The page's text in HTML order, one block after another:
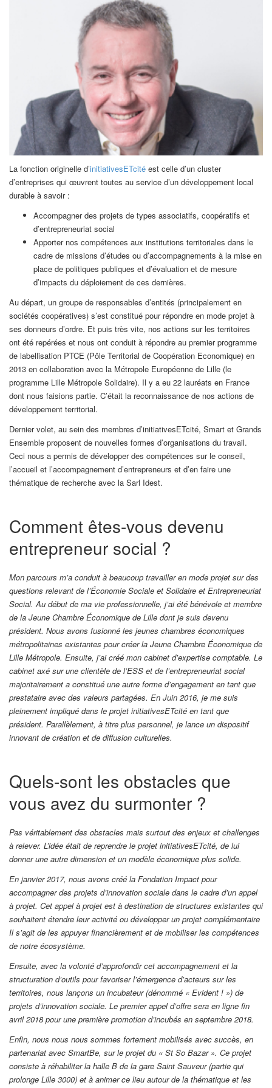
La fonction originelle d’initiativesETcité est celle d’un cluster
d’entreprises qui œuvrent toutes au service d’un développement local
durable à savoir :
Accompagner des projets de types associatifs, coopératifs et
d’entrepreneuriat social
Apporter nos compétences aux institutions territoriales dans le
cadre de missions d’études ou d’accompagnements à la mise en
place de politiques publiques et d’évaluation et de mesure
d’impacts du déploiement de ces dernières.
Au départ, un groupe de responsables d’entités (principalement en
sociétés coopératives) s’est constitué pour répondre en mode projet à
ses donneurs d’ordre. Et puis très vite, nos actions sur les territoires
ont été repérées et nous ont conduit à répondre au premier programme
de labellisation PTCE (Pôle Territorial de Coopération Economique) en
2013 en collaboration avec la Métropole Européenne de Lille (le
programme Lille Métropole Solidaire). Il y a eu 22 lauréats en France
dont nous faisions partie. C’était la reconnaissance de nos actions de
développement territorial.
Dernier volet, au sein des membres d’initiativesETcité, Smart et Grands
Ensemble proposent de nouvelles formes d’organisations du travail.
Ceci nous a permis de développer des compétences sur le conseil,
l’accueil et l’accompagnement d’entrepreneurs et d’en faire une
thématique de recherche avec la Sarl Idest.
Comment êtes-vous devenu
entrepreneur social ?
Mon parcours m’a conduit à beaucoup travailler en mode projet sur des
questions relevant de l’Économie Sociale et Solidaire et Entrepreneuriat
Social. Au début de ma vie professionnelle, j’ai été bénévole et membre
de la Jeune Chambre Économique de Lille dont je suis devenu
président. Nous avons fusionné les jeunes chambres économiques
métropolitaines existantes pour créer la Jeune Chambre Économique de
Lille Métropole. Ensuite, j’ai créé mon cabinet d’expertise comptable. Le
cabinet axé sur une clientèle de l’ESS et de l’entrepreneuriat social
majoritairement a constitué une autre forme d’engagement en tant que
prestataire avec des valeurs partagées. En Juin 2016, je me suis
pleinement impliqué dans le projet initiativesETcité en tant que
président. Parallèlement, à titre plus personnel, je lance un dispositif
innovant de création et de diffusion culturelles.
Quels-sont les obstacles que
vous avez du surmonter ?
Pas véritablement des obstacles mais surtout des enjeux et challenges
à relever. L’idée était de reprendre le projet initiativesETcité, de lui
donner une autre dimension et un modèle économique plus solide.
En janvier 2017, nous avons créé la Fondation Impact pour
accompagner des projets d’innovation sociale dans le cadre d’un appel
à projet. Cet appel à projet est à destination de structures existantes qui
souhaitent étendre leur activité ou développer un projet complémentaire
Il s’agit de les appuyer financièrement et de mobiliser les compétences
de notre écosystème.
Ensuite, avec la volonté d’approfondir cet accompagnement et la
structuration d’outils pour favoriser l’émergence d’acteurs sur les
territoires, nous lançons un incubateur (dénommé « Evident ! ») de
projets d’innovation sociale. Le premier appel d’offre sera en ligne fin
avril 2018 pour une première promotion d’incubés en septembre 2018.
Enfin, nous nous nous sommes fortement mobilisés avec succès, en
partenariat avec SmartBe, sur le projet du « St So Bazar ». Ce projet
consiste à réhabiliter la halle B de la gare Saint Sauveur (partie qui
prolonge Lille 3000) et à animer ce lieu autour de la thématique et les